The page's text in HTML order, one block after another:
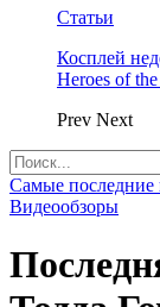
Статьи
Косплей
Heroes of
Prev Next
Самые последние
Видеообзоры